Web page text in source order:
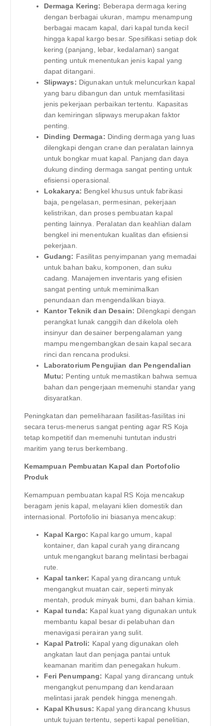
Dermaga Kering: Beberapa dermaga kering
dengan berbagai ukuran, mampu menampung
berbagai macam kapal, dari kapal tunda kecil
hingga kapal kargo besar. Spesifikasi setiap dok
kering (panjang, lebar, kedalaman) sangat
penting untuk menentukan jenis kapal yang
dapat ditangani.
Slipways: Digunakan untuk meluncurkan kapal
yang baru dibangun dan untuk memfasilitasi
jenis pekerjaan perbaikan tertentu. Kapasitas
dan kemiringan slipways merupakan faktor
penting.
Dinding Dermaga: Dinding dermaga yang luas
dilengkapi dengan crane dan peralatan lainnya
untuk bongkar muat kapal. Panjang dan daya
dukung dinding dermaga sangat penting untuk
efisiensi operasional.
Lokakarya: Bengkel khusus untuk fabrikasi
baja, pengelasan, permesinan, pekerjaan
kelistrikan, dan proses pembuatan kapal
penting lainnya. Peralatan dan keahlian dalam
bengkel ini menentukan kualitas dan efisiensi
pekerjaan.
Gudang: Fasilitas penyimpanan yang memadai
untuk bahan baku, komponen, dan suku
cadang. Manajemen inventaris yang efisien
sangat penting untuk meminimalkan
penundaan dan mengendalikan biaya.
Kantor Teknik dan Desain: Dilengkapi dengan
perangkat lunak canggih dan dikelola oleh
insinyur dan desainer berpengalaman yang
mampu mengembangkan desain kapal secara
rinci dan rencana produksi.
Laboratorium Pengujian dan Pengendalian
Mutu: Penting untuk memastikan bahwa semua
bahan dan pengerjaan memenuhi standar yang
disyaratkan.
Peningkatan dan pemeliharaan fasilitas-fasilitas ini
secara terus-menerus sangat penting agar RS Koja
tetap kompetitif dan memenuhi tuntutan industri
maritim yang terus berkembang.
Kemampuan Pembuatan Kapal dan Portofolio
Produk
Kemampuan pembuatan kapal RS Koja mencakup
beragam jenis kapal, melayani klien domestik dan
internasional. Portofolio ini biasanya mencakup:
Kapal Kargo: Kapal kargo umum, kapal
kontainer, dan kapal curah yang dirancang
untuk mengangkut barang melintasi berbagai
rute.
Kapal tanker: Kapal yang dirancang untuk
mengangkut muatan cair, seperti minyak
mentah, produk minyak bumi, dan bahan kimia.
Kapal tunda: Kapal kuat yang digunakan untuk
membantu kapal besar di pelabuhan dan
menavigasi perairan yang sulit.
Kapal Patroli: Kapal yang digunakan oleh
angkatan laut dan penjaga pantai untuk
keamanan maritim dan penegakan hukum.
Feri Penumpang: Kapal yang dirancang untuk
mengangkut penumpang dan kendaraan
melintasi jarak pendek hingga menengah.
Kapal Khusus: Kapal yang dirancang khusus
untuk tujuan tertentu, seperti kapal penelitian,